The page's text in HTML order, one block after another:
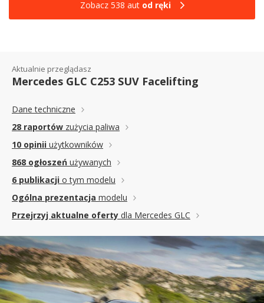
Zobacz 538 aut od ręki
Aktualnie przeglądasz
Mercedes GLC C253 SUV Facelifting
Dane techniczne
28 raportów zużycia paliwa
10 opinii użytkowników
868 ogłoszeń używanych
6 publikacji o tym modelu
Ogólna prezentacja modelu
Przejrzyj aktualne oferty dla Mercedes GLC